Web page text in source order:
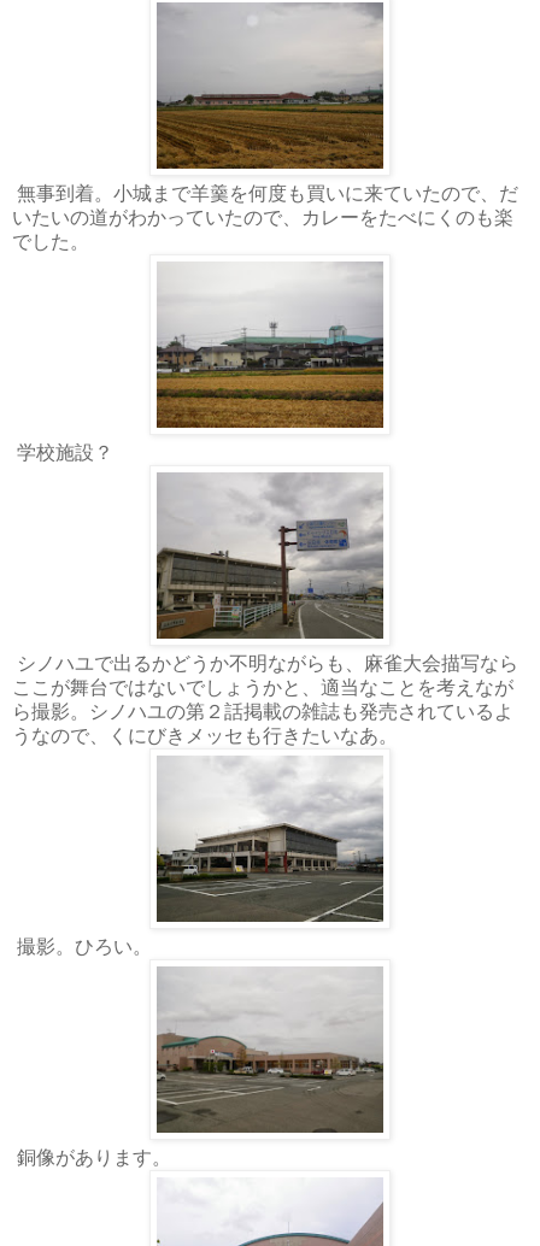
無事到着。小城まで羊羹を何度も買いに来ていたので、だ
いたいの道がわかっていたので、カレーをたべにくのも楽
でした。
学校施設？
シノハユで出るかどうか不明ながらも、麻雀大会描写なら
ここが舞台ではないでしょうかと、適当なことを考えなが
ら撮影。シノハユの第２話掲載の雑誌も発売されているよ
うなので、くにびきメッセも行きたいなあ。
撮影。ひろい。
銅像があります。